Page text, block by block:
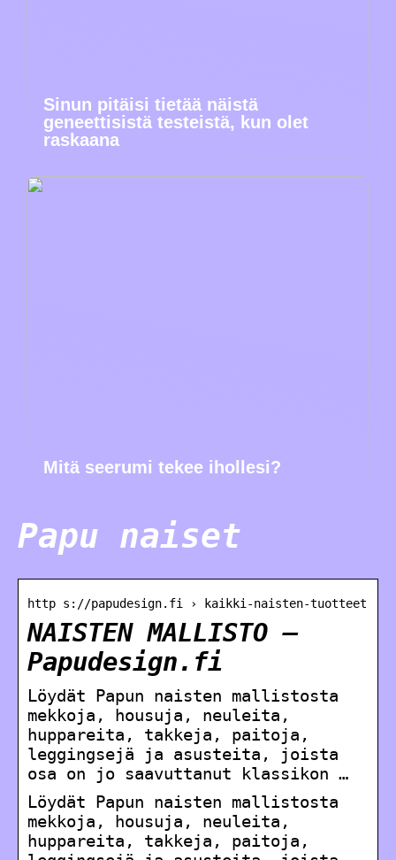
Sinun pitäisi tietää näistä
geneettisistä testeistä, kun olet
raskaana
Mitä seerumi tekee ihollesi?
Papu naiset
http s://papudesign.fi › kaikki-naisten-tuotteet
NAISTEN MALLISTO –
Papudesign.fi
Löydät Papun naisten mallistosta
mekkoja, housuja, neuleita,
huppareita, takkeja, paitoja,
leggingsejä ja asusteita, joista
osa on jo saavuttanut klassikon …
Löydät Papun naisten mallistosta
mekkoja, housuja, neuleita,
huppareita, takkeja, paitoja,